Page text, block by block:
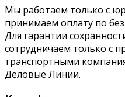
Мы работаем только с
принимаем оплату по
Для гарантии
сотрудничаем только с
транспортными
Деловые Линии.